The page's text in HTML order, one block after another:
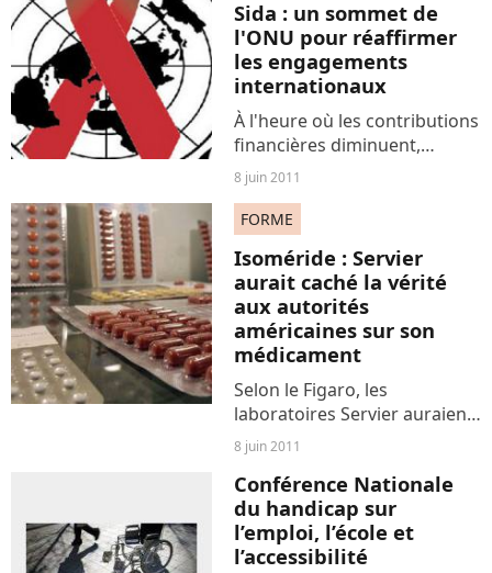
malades en détresse...
Sida : un sommet de
l'ONU pour réaffirmer
les engagements
internationaux
À l'heure où les contributions
financières diminuent,
l'Organisation des Nations
Unies organise à partir
d'aujourd'hui un sommet
pour formuler les
engagements de la
communauté internationale...
8 juin 2011
FORME
Isoméride : Servier
aurait caché la vérité
aux autorités
américaines sur son
médicament
Selon le Figaro, les
laboratoires Servier auraient
mis en danger la santé de
certains patients en
dissimulant les effets
secondaires liés à
l’Isoméride, leur coupe-faim
vedette. Commercialisé...
8 juin 2011
Conférence Nationale
du handicap sur
l’emploi, l’école et
l’accessibilité